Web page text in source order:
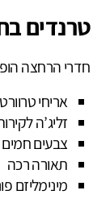
טרנדים
חדרי הרחצה
אריחי
זליג’ה
צבעים חמים
תאורה רכה
מינימליזם